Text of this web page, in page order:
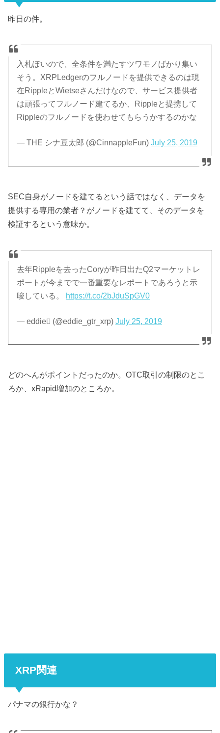
昨日の件。
入札ぽいので、全条件を満たすツワモノばかり集い
そう。XRPLedgerのフルノードを提供できるのは現
在RippleとWietseさんだけなので、サービス提供者
は頑張ってフルノード建てるか、Rippleと提携して
Rippleのフルノードを使わせてもらうかするのかな
— THE シナ豆太郎 (@CinnappleFun)July 25, 2019
SEC自身がノードを建てるという話ではなく、データを
提供する専用の業者？がノードを建てて、そのデータを
検証するという意味か。
去年Rippleを去ったCoryが昨日出たQ2マーケットレ
ポートが今までで一番重要なレポートであろうと示
唆している。
https://t.co/2bJduSpGV0
— eddie (@eddie_gtr_xrp)July 25, 2019
どのへんがポイントだったのか。OTC取引の制限のとこ
ろか、xRapid増加のところか。
XRP関連
パナマの銀行かな？